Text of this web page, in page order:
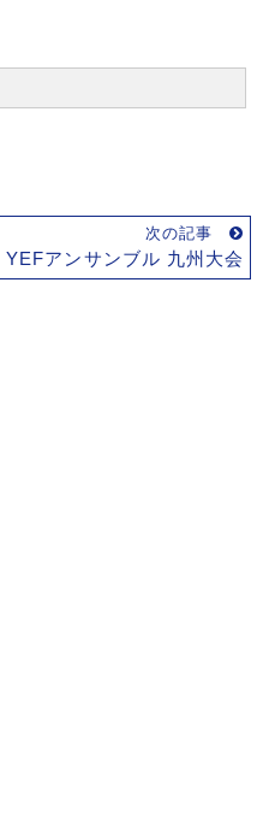
次の記事
YEFアンサンブル 九州大会